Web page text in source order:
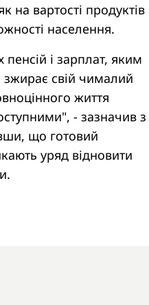
на вартості продуктів
населення.
і зарплат, яким
зжирає свій чималий
життя
- зазначив з
що готовий
уряд відновити